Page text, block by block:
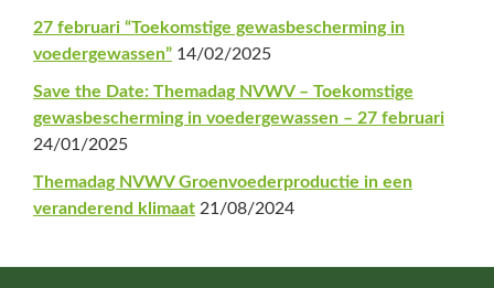
27 februari “Toekomstige gewasbescherming in
voedergewassen” 14/02/2025
Save the Date: Themadag NVWV – Toekomstige
gewasbescherming in voedergewassen – 27 februari
24/01/2025
Themadag NVWV Groenvoederproductie in een
veranderend klimaat 21/08/2024